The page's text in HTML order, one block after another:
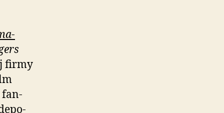
firmy
fan­